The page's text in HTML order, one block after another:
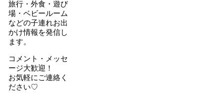
旅行・外食・遊び
場・ベビールーム
などの子連れお出
かけ情報を発信し
ます。
コメント・メッセ
ージ大歓迎！
お気軽にご連絡く
ださい♡